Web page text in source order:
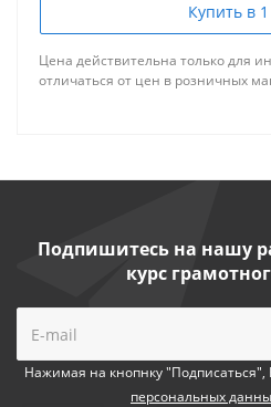
Купить в
Цена действительна только для
отличаться от цен в розничных
Подпишитесь на нашу
курс
Нажимая на кнопнку "Подписаться",
персональных